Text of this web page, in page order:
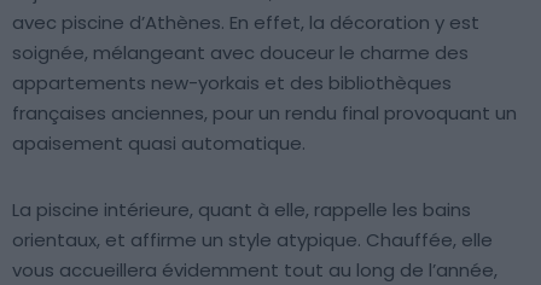
avec piscine d’Athènes. En effet, la décoration y est
soignée, mélangeant avec douceur le charme des
appartements new-yorkais et des bibliothèques
françaises anciennes, pour un rendu final provoquant un
apaisement quasi automatique.
La piscine intérieure, quant à elle, rappelle les bains
orientaux, et affirme un style atypique. Chauffée, elle
vous accueillera évidemment tout au long de l’année,